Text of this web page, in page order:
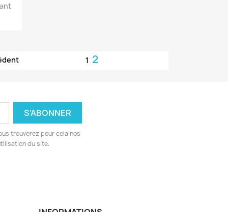
1 2
trouverez pour cela nos
du site.